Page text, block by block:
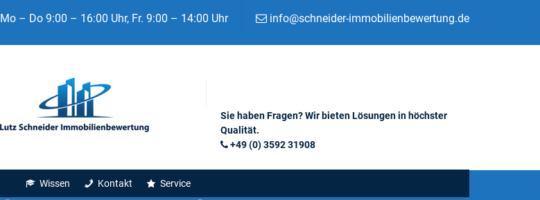
Mo – Do 9:00 – 16:00 Uhr, Fr. 9:00 – 14:00 Uhr info@schneider-immobilienbewertung.de
Sie haben Fragen? Wir bieten Lösungen in höchster
Qualität.
+49 (0) 3592 31908
Wissen Kontakt Service